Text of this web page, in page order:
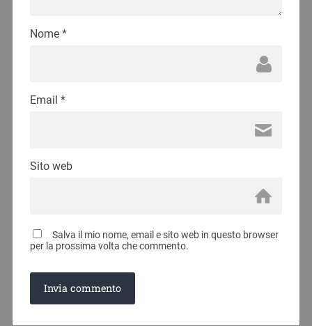
Nome *
Email *
Sito web
Salva il mio nome, email e sito web in questo browser
per la prossima volta che commento.